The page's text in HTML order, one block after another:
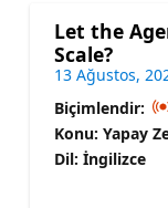
Let the
Scale?
13 Ağustos,
Biçimlendir:
Konu: Yapay
Dil: İngilizce